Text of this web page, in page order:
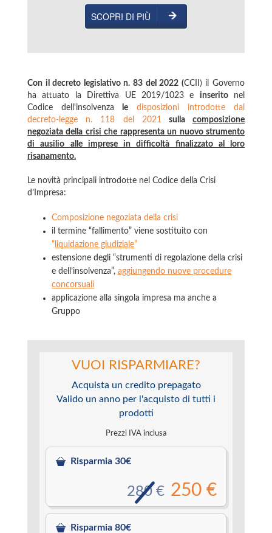
SCOPRI DI PIÙ
Con il decreto legislativo n. 83 del 2022 (CCII) il Governo
ha attuato la Direttiva UE 2019/1023 e inseritonel
Codice dell'insolvenza le disposizioni introdotte dal
decreto-legge n. 118 del 2021
sullacomposizione
negoziata della crisi che rappresenta un nuovo strumento
di ausilio alle imprese in difficoltà finalizzato al loro
risanamento.
Le novità principali introdotte nel Codice della Crisi
d’Impresa:
Composizione negoziata della crisi
il termine “fallimento” viene sostituito con
“ liquidazione giudiziale”
estensione degli “strumenti di regolazione della crisi
e dell’insolvenza”, aggiungendo nuove procedure
concorsuali
applicazione alla singola impresa ma anche a
Gruppo
VUOI RISPARMIARE?
Acquista un credito prepagato
Valido un anno per l'acquisto di tutti i
prodotti
Prezzi IVA inclusa
Risparmia 30€
250 €
280 €
Risparmia 80€